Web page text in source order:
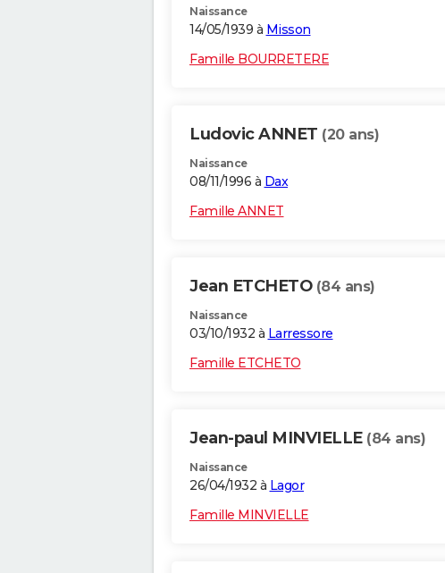
Naissance
14/05/1939 à Misson
Famille BOURRETERE
Ludovic ANNET (20 ans)
Naissance
08/11/1996 à Dax
Famille ANNET
Jean ETCHETO (84 ans)
Naissance
03/10/1932 à Larressore
Famille ETCHETO
Jean-paul MINVIELLE (84 ans)
Naissance
26/04/1932 à Lagor
Famille MINVIELLE